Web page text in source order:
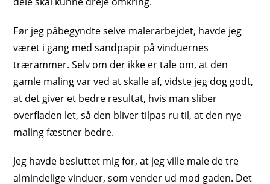
Før jeg påbegyndte selve malerarbejdet, havde jeg
været i gang med sandpapir på vinduernes
trærammer. Selv om der ikke er tale om, at den
gamle maling var ved at skalle af, vidste jeg dog godt,
at det giver et bedre resultat, hvis man sliber
overfladen let, så den bliver tilpas ru til, at den nye
maling fæstner bedre.
Jeg havde besluttet mig for, at jeg ville male de tre
almindelige vinduer, som vender ud mod gaden. Det